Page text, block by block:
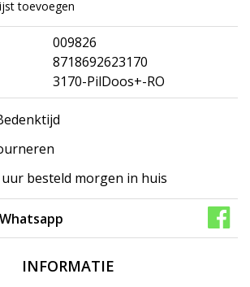
toevoegen
009826
8718692623170
3170-PilDoos+-RO
besteld morgen in huis
Whatsapp
INFORMATIE